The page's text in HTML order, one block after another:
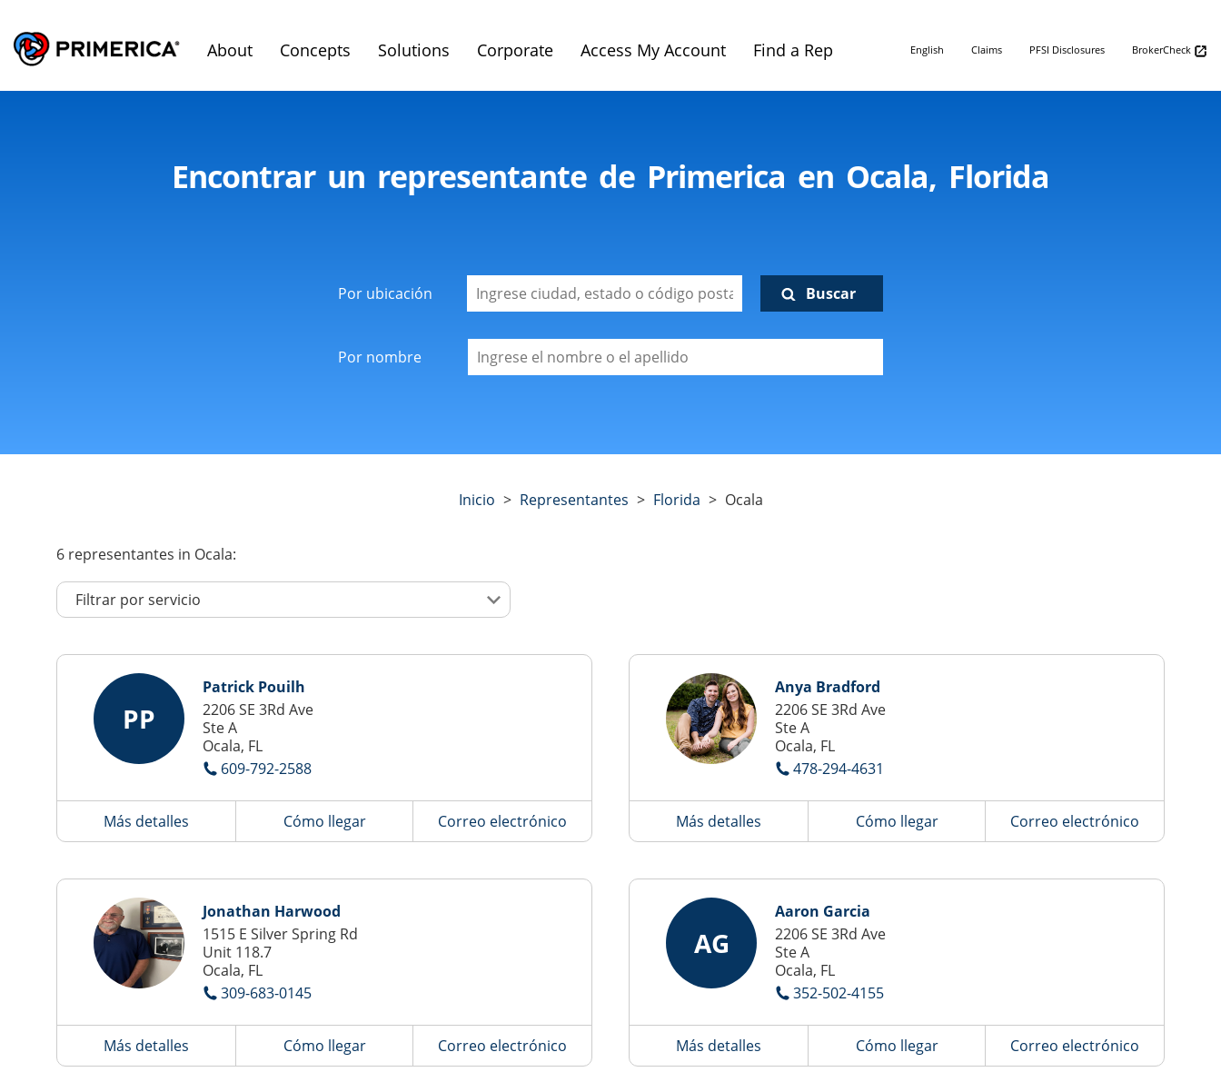
About Concepts Solutions Corporate Access My Account Find a Rep English Claims PFSI Disclosures BrokerCheck
Encontrar un representante de Primerica en Ocala, Florida
Por ubicación Buscar
Por nombre
Inicio > Representantes > Florida > Ocala
6 representantes in Ocala:
PP
Patrick Pouilh
2206 SE 3Rd Ave
Ste A
Ocala, FL
609-792-2588
Más detalles Cómo llegar Correo electrónico
Anya Bradford
2206 SE 3Rd Ave
Ste A
Ocala, FL
478-294-4631
Más detalles Cómo llegar Correo electrónico
Jonathan Harwood
1515 E Silver Spring Rd
Unit 118.7
Ocala, FL
309-683-0145
Más detalles Cómo llegar Correo electrónico
AG
Aaron Garcia
2206 SE 3Rd Ave
Ste A
Ocala, FL
352-502-4155
Más detalles Cómo llegar Correo electrónico